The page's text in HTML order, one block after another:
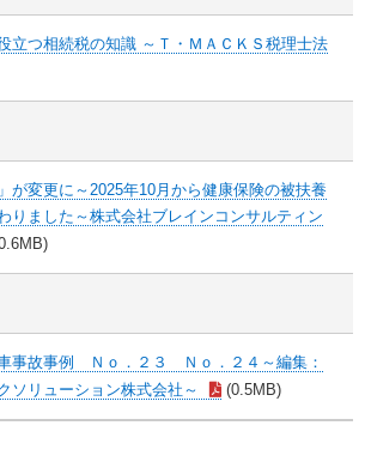
立つ相続税の知識 ～Ｔ・ＭＡＣＫＳ税理士法
が変更に～2025年10月から健康保険の被扶養
りました～株式会社ブレインコンサルティン
事故事例 Ｎｏ．２３ Ｎｏ．２４～編集：
ソリューション株式会社～
(0.5MB)